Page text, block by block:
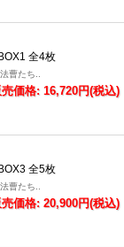
全4枚
曹たち..
価格: 16,720円(税込)
全5枚
曹たち..
価格: 20,900円(税込)